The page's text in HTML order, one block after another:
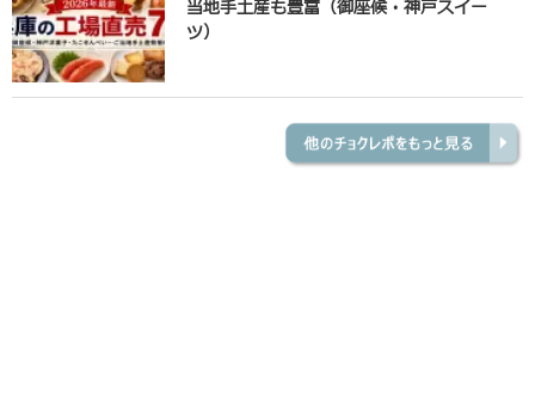
当地手土産も豊富（御座候・神戸スイー
ツ）